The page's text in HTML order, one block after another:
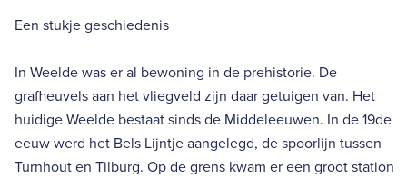
Een stukje geschiedenis
In Weelde was er al bewoning in de prehistorie. De
grafheuvels aan het vliegveld zijn daar getuigen van. Het
huidige Weelde bestaat sinds de Middeleeuwen. In de 19de
eeuw werd het Bels Lijntje aangelegd, de spoorlijn tussen
Turnhout en Tilburg. Op de grens kwam er een groot station